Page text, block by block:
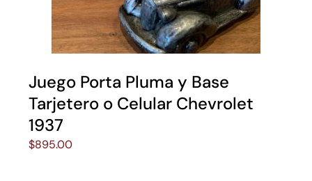
Juego Porta Pluma y Base
Tarjetero o Celular Chevrolet
1937
$895.00